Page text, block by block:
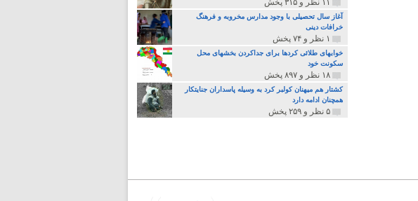
۱۱ نظر و ۳۱۵ پخش
آغاز سال تحصیلی با وجود مدارس مخروبه و فرهنگ
خرافات دینی
۱ نظر و ۷۴ پخش
خوابهای طلائی کردها برای جداکردن بخشهای محل
سکونت خود
۱۸ نظر و ۸۹۷ پخش
کشتار هم میهنان کولبر کرد به وسیله پاسداران جنایتکار
همچنان ادامه دارد
۵ نظر و ۲۵۹ پخش